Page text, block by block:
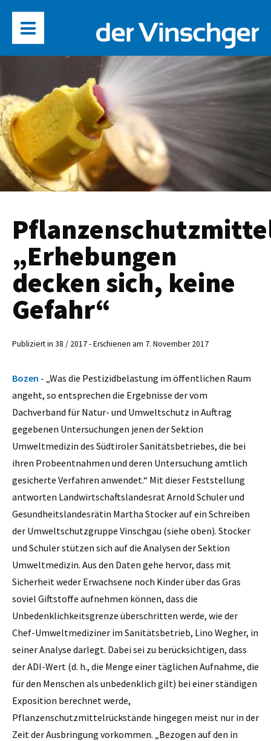
„Erhebungen
decken sich, keine
Gefahr“
Publiziert in 38 / 2017 - Erschienen am 7. November 2017
Bozen - „Was die Pestizidbelastung im öffentlichen Raum
angeht, so entsprechen die Ergebnisse der vom
Dachverband für Natur- und Umweltschutz in Auftrag
gegebenen Untersuchungen jenen der Sektion
Umweltmedizin des Südtiroler Sanitätsbetriebes, die bei
ihren Probeentnahmen und deren Untersuchung amtlich
gesicherte Verfahren anwendet.“ Mit dieser Feststellung
antworten Landwirtschaftslandesrat Arnold Schuler und
Gesundheitslandesrätin Martha Stocker auf ein Schreiben
der Umweltschutzgruppe Vinschgau (siehe oben). Stocker
und Schuler stützen sich auf die Analysen der Sektion
Umweltmedizin. Aus den Daten gehe hervor, dass mit
Sicherheit weder Erwachsene noch Kinder über das Gras
soviel Giftstoffe aufnehmen können, dass die
Unbedenklichkeitsgrenze überschritten werde, wie der
Chef-Umweltmediziner im Sanitätsbetrieb, Lino Wegher, in
seiner Analyse darlegt. Dabei sei zu berücksichtigen, dass
der ADI-Wert (d. h., die Menge einer täglichen Aufnahme, die
für den Menschen als unbedenklich gilt) bei einer ständigen
Exposition berechnet werde,
Pflanzenschutzmittelrückstände hingegen meist nur in der
Zeit der Ausbringung vorkommen. „Bezogen auf den in